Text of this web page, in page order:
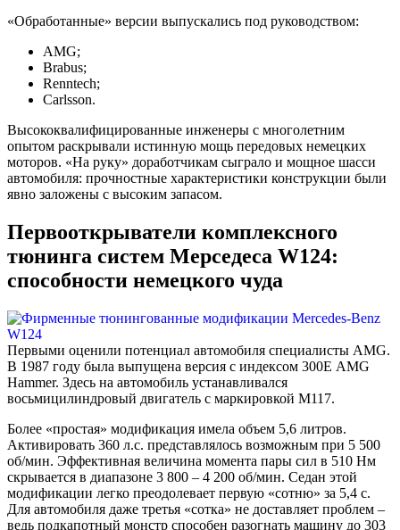
«Обработанные» версии выпускались под руководством:
AMG;
Brabus;
Renntech;
Carlsson.
Высококвалифицированные инженеры с многолетним
опытом раскрывали истинную мощь передовых немецких
моторов. «На руку» доработчикам сыграло и мощное шасси
автомобиля: прочностные характеристики конструкции были
явно заложены с высоким запасом.
Первооткрыватели комплексного
тюнинга систем Мерседеса W124:
способности немецкого чуда
Первыми оценили потенциал автомобиля специалисты AMG.
В 1987 году была выпущена версия с индексом 300Е AMG
Hammer. Здесь на автомобиль устанавливался
восьмицилиндровый двигатель с маркировкой М117.
Более «простая» модификация имела объем 5,6 литров.
Активировать 360 л.с. представлялось возможным при 5 500
об/мин. Эффективная величина момента пары сил в 510 Нм
скрывается в диапазоне 3 800 – 4 200 об/мин. Седан этой
модификации легко преодолевает первую «сотню» за 5,4 с.
Для автомобиля даже третья «сотка» не доставляет проблем –
ведь подкапотный монстр способен разогнать машину до 303